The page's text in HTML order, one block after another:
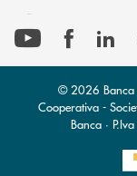
© 2026 Banca
Cooperativa -
Banca ·